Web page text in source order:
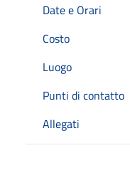
Date e Orari
Costo
Luogo
Punti di contatto
Allegati